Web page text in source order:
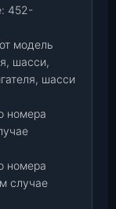
452-
модель
шасси,
шасси
номера
номера
случае